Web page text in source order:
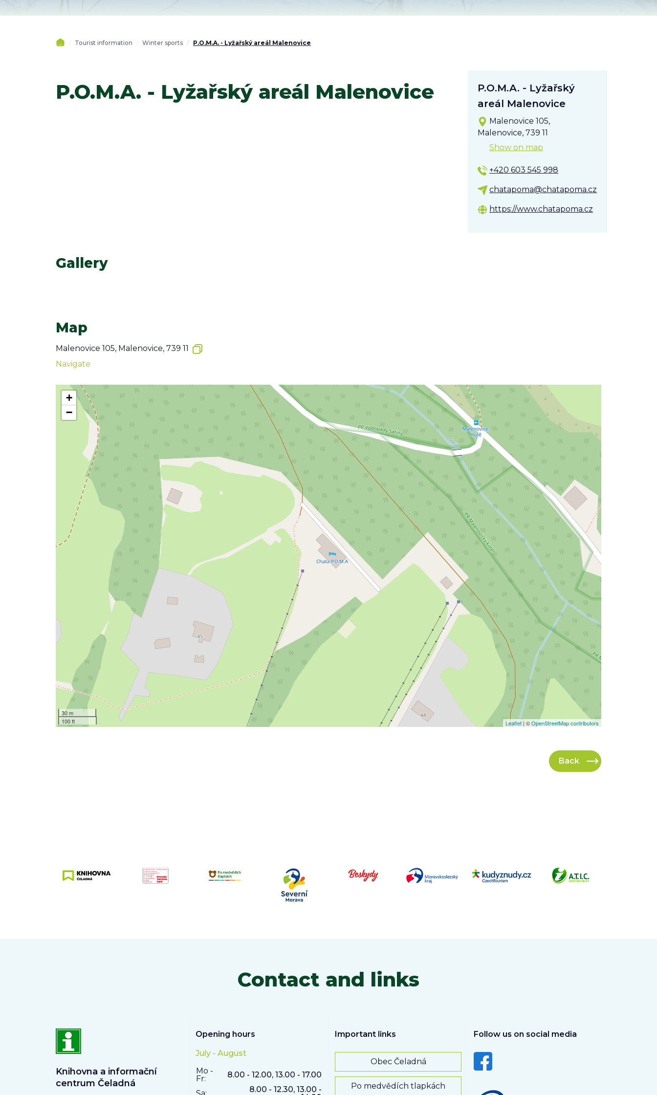
Tourist information Winter sports P.O.M.A. - Lyžařský areál Malenovice
P.O.M.A. - Lyžařský areál Malenovice
P.O.M.A. - Lyžařský
areál Malenovice
Malenovice 105,
Malenovice, 739 11
Show on map
+420 603 545 998
chatapoma@chatapoma.cz
https://www.chatapoma.cz
Gallery
Map
Malenovice 105, Malenovice, 739 11
Navigate
+
−
30 m
100 ft
Leaflet | ©OpenStreetMap contributors
Back
Contact and links
Knihovna a informační
centrum Čeladná
Opening hours
July - August
Mo -
Fr:
8.00 - 12.00, 13.00 - 17.00
8.00 - 12.30, 13.00 -
Important links
Obec Čeladná
Po medvědích tlapkách
Follow us on social media